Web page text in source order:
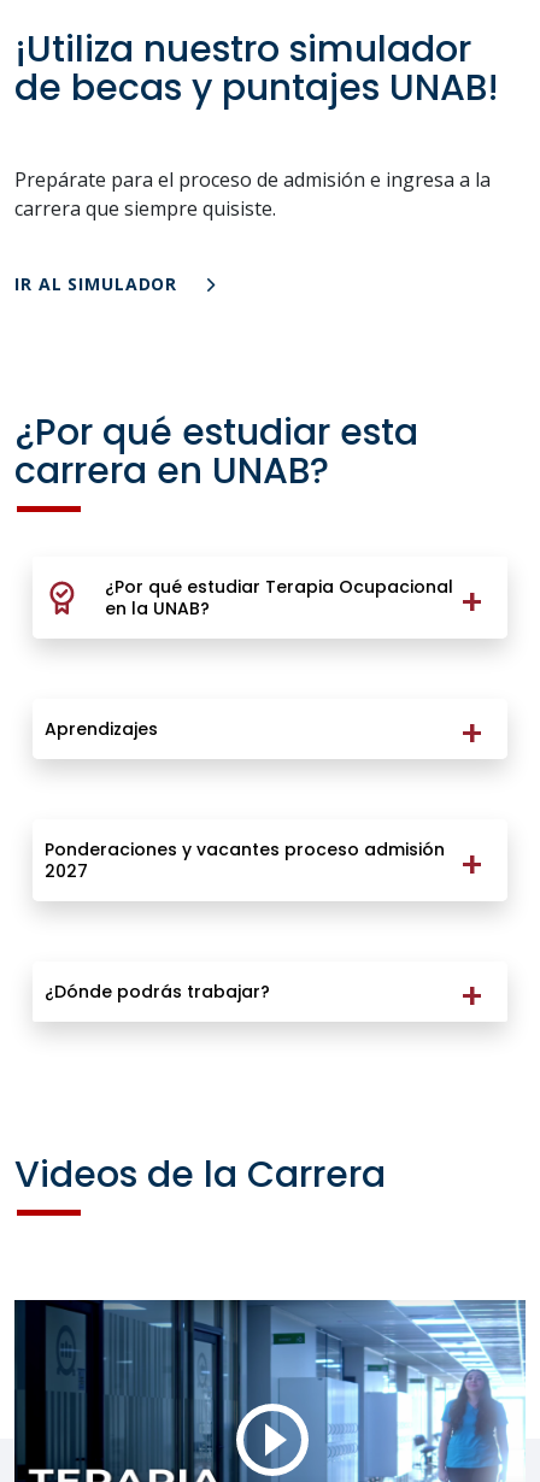
¡Utiliza nuestro simulador
de becas y puntajes UNAB!
Prepárate para el proceso de admisión e ingresa a la
carrera que siempre quisiste.
IR AL SIMULADOR
¿Por qué estudiar esta
carrera en UNAB?
¿Por qué estudiar Terapia Ocupacional
en la UNAB?
Aprendizajes
Ponderaciones y vacantes proceso admisión
2027
¿Dónde podrás trabajar?
Videos de la Carrera